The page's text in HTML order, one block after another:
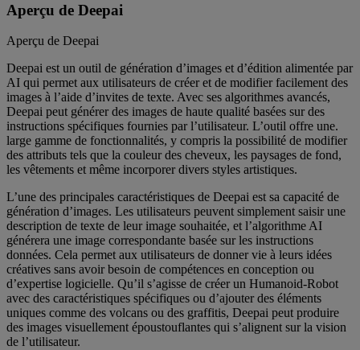
Aperçu de Deepai
Aperçu de Deepai
Deepai est un outil de génération d’images et d’édition alimentée par
AI qui permet aux utilisateurs de créer et de modifier facilement des
images à l’aide d’invites de texte. Avec ses algorithmes avancés,
Deepai peut générer des images de haute qualité basées sur des
instructions spécifiques fournies par l’utilisateur. L’outil offre une.
large gamme de fonctionnalités, y compris la possibilité de modifier
des attributs tels que la couleur des cheveux, les paysages de fond,
les vêtements et même incorporer divers styles artistiques.
L’une des principales caractéristiques de Deepai est sa capacité de
génération d’images. Les utilisateurs peuvent simplement saisir une
description de texte de leur image souhaitée, et l’algorithme AI
générera une image correspondante basée sur les instructions
données. Cela permet aux utilisateurs de donner vie à leurs idées
créatives sans avoir besoin de compétences en conception ou
d’expertise logicielle. Qu’il s’agisse de créer un Humanoid-Robot
avec des caractéristiques spécifiques ou d’ajouter des éléments
uniques comme des volcans ou des graffitis, Deepai peut produire
des images visuellement époustouflantes qui s’alignent sur la vision
de l’utilisateur.